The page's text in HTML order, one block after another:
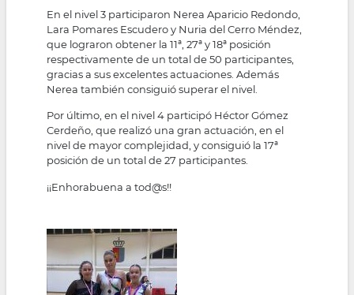
En el nivel 3 participaron Nerea Aparicio Redondo,
Lara Pomares Escudero y Nuria del Cerro Méndez,
que lograron obtener la 11ª, 27ª y 18ª posición
respectivamente de un total de 50 participantes,
gracias a sus excelentes actuaciones. Además
Nerea también consiguió superar el nivel.
Por último, en el nivel 4 participó Héctor Gómez
Cerdeño, que realizó una gran actuación, en el
nivel de mayor complejidad, y consiguió la 17ª
posición de un total de 27 participantes.
¡¡Enhorabuena a tod@s!!